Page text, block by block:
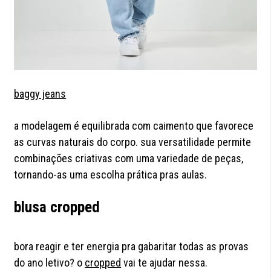
baggy jeans
a modelagem é equilibrada com caimento que favorece
as curvas naturais do corpo. sua versatilidade permite
combinações criativas com uma variedade de peças,
tornando-as uma escolha prática pras aulas.
blusa cropped
bora reagir e ter energia pra gabaritar todas as provas
do ano letivo? o cropped vai te ajudar nessa.